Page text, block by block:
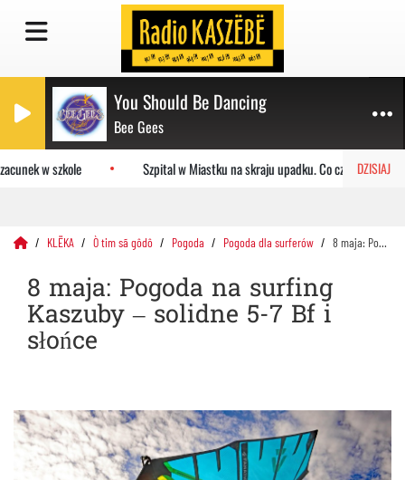
You Should Be Dancing
Bee Gees
DZISIAJ
w szkole Szpital w Miastku na skraju upadku. Co czeka placówkę?
KLËKA Ò tim sã gôdô Pogoda Pogoda dla surferów 8 maja: Pogoda na surfing Kaszuby – solidne 5-7 Bf i słońce
8 maja: Pogoda na surfing
Kaszuby – solidne 5-7 Bf i
słońce